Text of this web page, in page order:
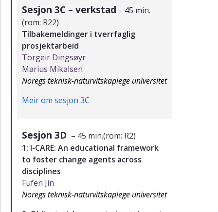
Sesjon 3C – verkstad – 45 min.
(rom: R22)
Tilbakemeldinger i tverrfaglig
prosjektarbeid
Torgeir Dingsøyr
Marius Mikalsen
Noregs teknisk-naturvitskaplege universitet
Meir om sesjon 3C
Sesjon 3D – 45 min.(rom: R2)
1: I-CARE: An educational framework
to foster change agents across
disciplines
Fufen Jin
Noregs teknisk-naturvitskaplege universitet